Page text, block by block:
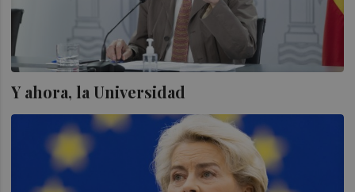
Y ahora, la Universidad